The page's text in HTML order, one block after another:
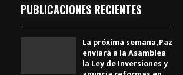
PUBLICACIONES RECIENTES
La próxima semana, Paz
enviará a la Asamblea
la Ley de Inversiones y